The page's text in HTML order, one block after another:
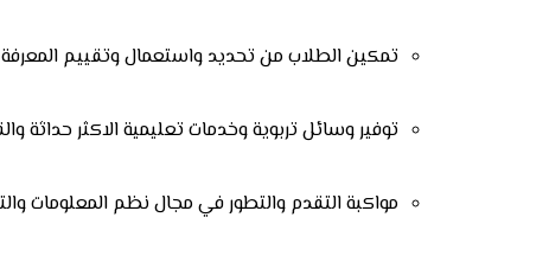
تمكين الطلاب من تحديد واستعمال وتقييم المعرفة
توفير وسائل تربوية وخدمات تعليمية الاكثر حداثة
مواكبة التقدم والتطور في مجال نظم المعلومات